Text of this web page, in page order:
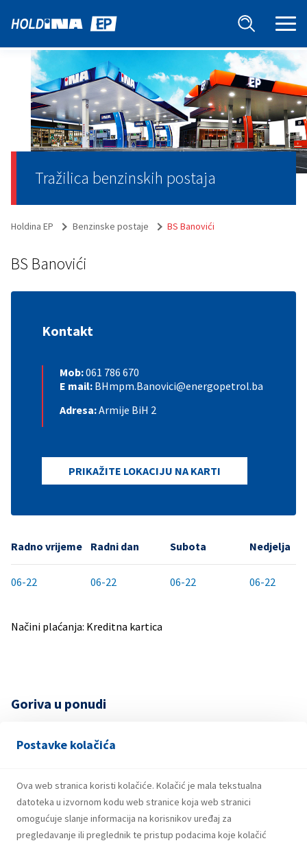
Postavke kolačića
Ova web stranica koristi kolačiće. Kolačić je mala tekstualna
datoteka u izvornom kodu web stranice koja web stranici
omogućuje slanje informacija na korisnikov uređaj za
pregledavanje ili preglednik te pristup podacima koje kolačić
Tražilica benzinskih postaja
Holdina EP Benzinske postaje BS Banovići
BS Banovići
Kontakt
Mob:061 786 670
E mail: BHmpm.Banovici@energopetrol.ba
Adresa:Armije BiH 2
PRIKAŽITE LOKACIJU NA KARTI
Radno vrijeme Radni dan Subota Nedjelja
06-22 06-22 06-22 06-22
Načini plaćanja: Kreditna kartica
Goriva u ponudi
DIZEL BAS EN 590 10ppm class
Ostalo
Plin u bocama